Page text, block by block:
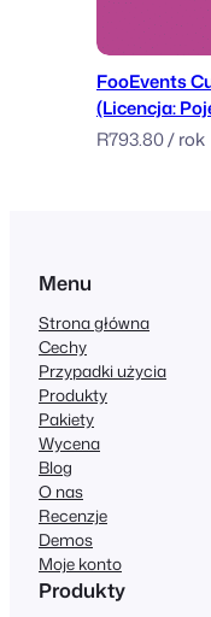
FooEvents
(Licencja:
R793.80/ rok
Menu
Strona główna
Cechy
Przypadki użycia
Produkty
Pakiety
Wycena
Blog
O nas
Recenzje
Demos
Moje konto
Produkty